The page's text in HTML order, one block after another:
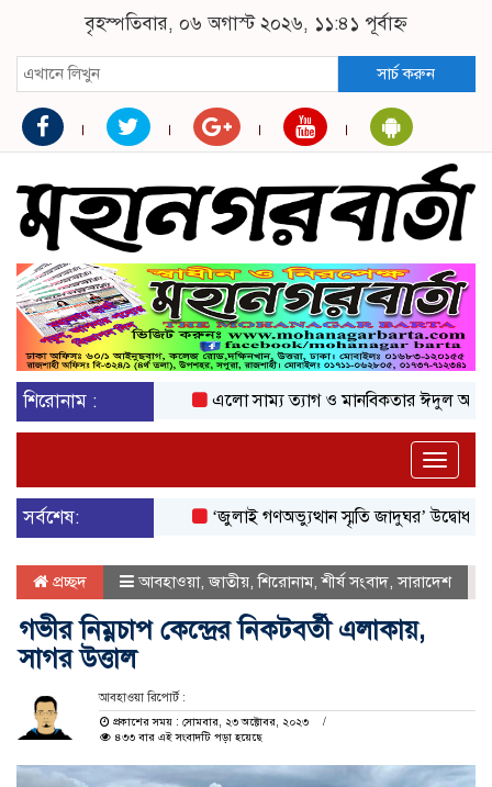
বৃহস্পতিবার, ০৬ অগাস্ট ২০২৬, ১১:৪১ পূর্বাহ্ন
সার্চ করুন
শিরোনাম : এলো সাম্য ত্যাগ ও মানবিকতার ঈদুল আজহা
Toggle
সর্বশেষ:
‘জুলাই গণঅভ্যুত্থান স্মৃতি জাদুঘর’ উদ্বোধন করলেন
প্রচ্ছদ আবহাওয়া,জাতীয়,শিরোনাম,শীর্ষ সংবাদ,সারাদেশ
গভীর নিম্নচাপ কেন্দ্রের নিকটবর্তী এলাকায়,
সাগর উত্তাল
আবহাওয়া রিপোর্ট :
প্রকাশের সময় : সোমবার, ২৩ অক্টোবর, ২০২৩
৪৩৩ বার এই সংবাদটি পড়া হয়েছে